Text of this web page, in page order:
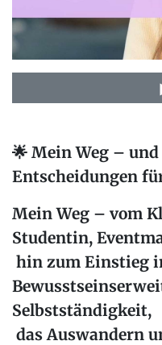
🌟 Mein Weg –
Entscheidungen
Mein Weg – vom
Studentin,
hin zum Einstieg
Selbstständigkeit,
das Auswandern